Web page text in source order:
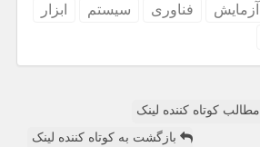
آزمایش فناوری سیستم
ابزار
مطالب کوتاه کننده لینک
بازگشت به کوتاه کننده لینک